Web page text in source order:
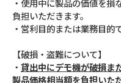
・使用中に製品の価値を損
負担いただきます。
・営利目的または業務目的
【破損・盗難について】
・貸出中にデモ機が破損ま
製品価格相当額を負担いた